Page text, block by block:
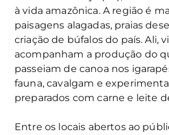
à vida amazônica. A região é
paisagens alagadas, praias
criação de búfalos do país. Ali,
acompanham a produção do
passeiam de canoa nos
fauna, cavalgam e
preparados com carne e leite
Entre os locais abertos ao